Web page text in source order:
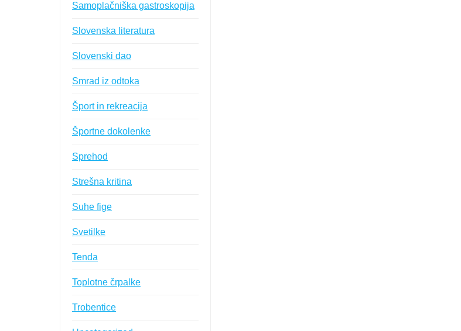
Samoplačniška gastroskopija
Slovenska literatura
Slovenski dao
Smrad iz odtoka
Šport in rekreacija
Športne dokolenke
Sprehod
Strešna kritina
Suhe fige
Svetilke
Tenda
Toplotne črpalke
Trobentice